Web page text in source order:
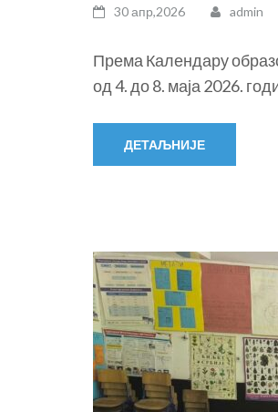
30 апр,2026 admin
Према Календару
од 4. до 8. маја 2026.
ДЕТАЉНИЈЕ